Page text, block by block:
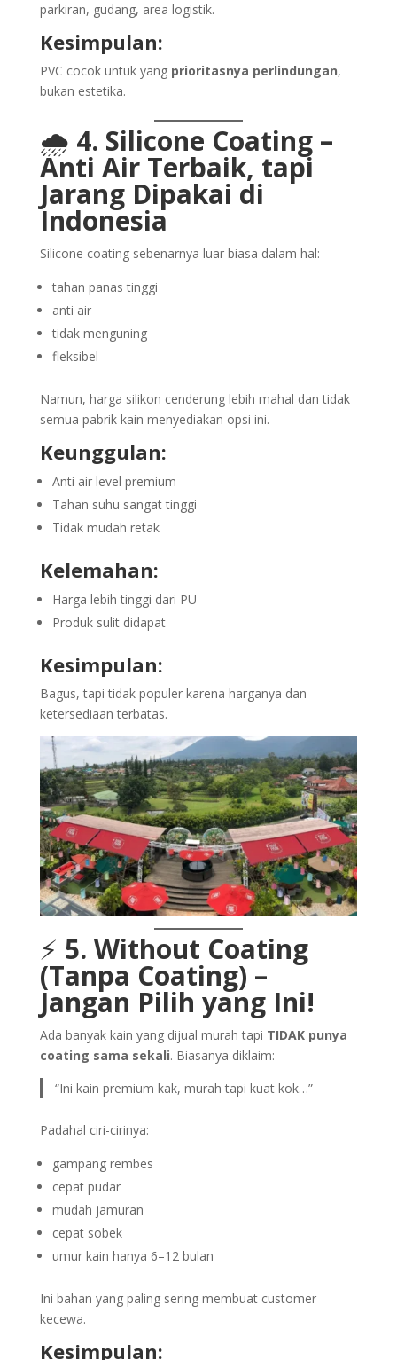
parkiran, gudang, area logistik.
Kesimpulan:
PVC cocok untuk yang prioritasnya perlindungan,
bukan estetika.
🌧️ 4. Silicone Coating –
Anti Air Terbaik, tapi
Jarang Dipakai di
Indonesia
Silicone coating sebenarnya luar biasa dalam hal:
tahan panas tinggi
anti air
tidak menguning
fleksibel
Namun, harga silikon cenderung lebih mahal dan tidak
semua pabrik kain menyediakan opsi ini.
Keunggulan:
Anti air level premium
Tahan suhu sangat tinggi
Tidak mudah retak
Kelemahan:
Harga lebih tinggi dari PU
Produk sulit didapat
Kesimpulan:
Bagus, tapi tidak populer karena harganya dan
ketersediaan terbatas.
⚡ 5. Without Coating
(Tanpa Coating) –
Jangan Pilih yang Ini!
Ada banyak kain yang dijual murah tapi TIDAK punya
coating sama sekali. Biasanya diklaim:
“Ini kain premium kak, murah tapi kuat kok…”
Padahal ciri-cirinya:
gampang rembes
cepat pudar
mudah jamuran
cepat sobek
umur kain hanya 6–12 bulan
Ini bahan yang paling sering membuat customer
kecewa.
Kesimpulan: